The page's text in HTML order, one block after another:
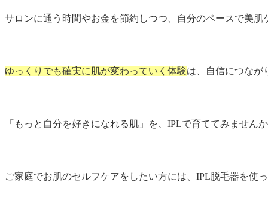
サロンに通う時間やお金を節約しつつ、自分のペースで美肌
ゆっくりでも確実に肌が変わっていく体験は、自信につなが
「もっと自分を好きになれる肌」を、IPLで育ててみません
ご家庭でお肌のセルフケアをしたい方には、IPL脱毛器を使